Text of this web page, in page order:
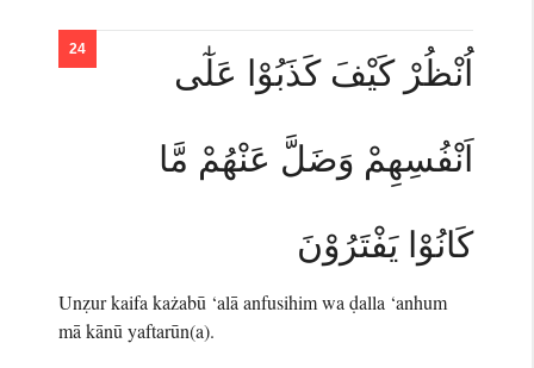
اُنْظُرْ كَيْفَ كَذَبُوْا عَلٰٓى
اَنْفُسِهِمْ وَضَلَّ عَنْهُمْ مَّا
كَانُوْا يَفْتَرُوْنَ
Unẓur kaifa każabū ‘alā anfusihim wa ḍalla ‘anhum
mā kānū yaftarūn(a).